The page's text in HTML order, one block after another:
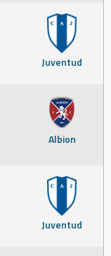
Juventud
Albion
Juventud